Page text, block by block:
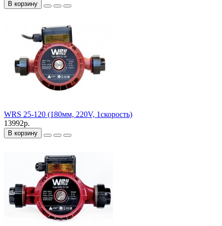
В корзину
WRS 25-120 (180мм, 220V, 1скорость)
13992р.
В корзину